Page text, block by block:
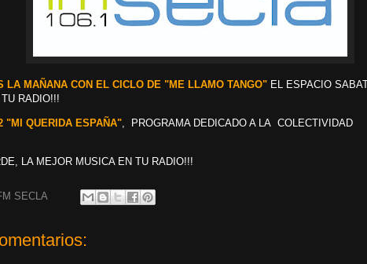
LA MAÑANA CON EL CICLO DE "ME LLAMO TANGO" EL ESPACIO
RADIO!!!
"MI QUERIDA ESPAÑA", PROGRAMA DEDICADO A LA COLECTIVIDAD
LA MEJOR MUSICA EN TU RADIO!!!
SECLA